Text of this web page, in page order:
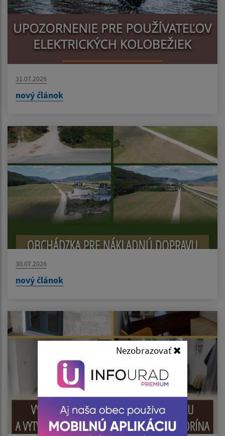
Nezobrazovať
31.07.2026
nový článok
30.07.2026
nový článok